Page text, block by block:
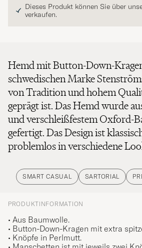
Dieses Produkt können Sie über
verkaufen.
Hemd mit Button-Down-
schwedischen Marke
von Tradition und hohem
geprägt ist. Das Hemd wurde
und verschleißfestem Oxford-
gefertigt. Das Design ist
problemlos in verschiedene
SMART CASUAL SARTORIAL
PRODUKTINFORMATION
• Aus Baumwolle.
• Button-Down-Kragen mit extra
• Knöpfe in Perlmutt.